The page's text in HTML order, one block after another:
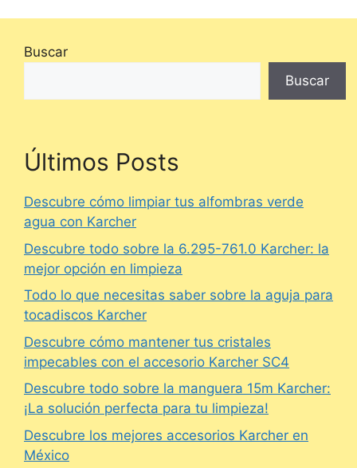
Buscar
Buscar
Últimos Posts
Descubre cómo limpiar tus alfombras verde
agua con Karcher
Descubre todo sobre la 6.295-761.0 Karcher: la
mejor opción en limpieza
Todo lo que necesitas saber sobre la aguja para
tocadiscos Karcher
Descubre cómo mantener tus cristales
impecables con el accesorio Karcher SC4
Descubre todo sobre la manguera 15m Karcher:
¡La solución perfecta para tu limpieza!
Descubre los mejores accesorios Karcher en
México